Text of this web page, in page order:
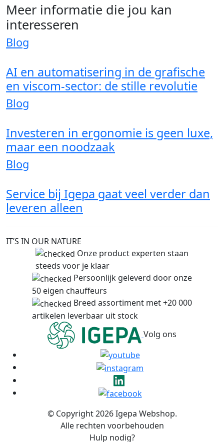
Meer informatie die jou kan
interesseren
Blog
AI en automatisering in de grafische
en viscom-sector: de stille revolutie
Blog
Investeren in ergonomie is geen luxe,
maar een noodzaak
Blog
Service bij Igepa gaat veel verder dan
leveren alleen
IT’S IN OUR NATURE
Onze product experten staan
steeds voor je klaar
Persoonlijk geleverd door onze
50 eigen chauffeurs
Breed assortiment met +20 000
artikelen leverbaar uit stock
Volg ons
© Copyright 2026 Igepa Webshop.
Alle rechten voorbehouden
Hulp nodig?